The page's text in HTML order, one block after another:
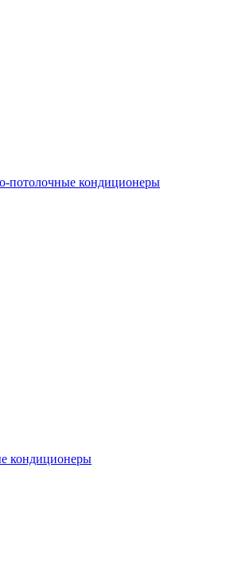
потолочные кондиционеры
кондиционеры